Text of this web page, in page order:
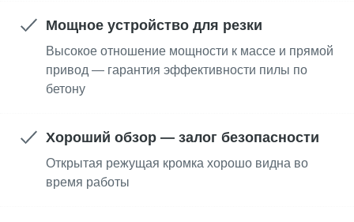
Мощное устройство для резки
Высокое отношение мощности к массе и прямой
привод — гарантия эффективности пилы по
бетону
Хороший обзор — залог безопасности
Открытая режущая кромка хорошо видна во
время работы